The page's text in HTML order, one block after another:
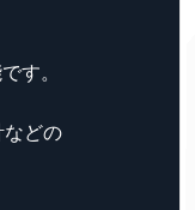
す。
などの